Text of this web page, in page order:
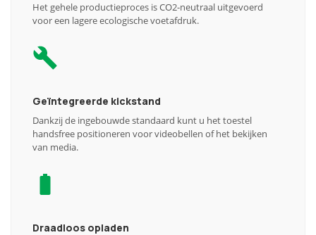
Het gehele productieproces is CO2-neutraal uitgevoerd
voor een lagere ecologische voetafdruk.
Geïntegreerde kickstand
Dankzij de ingebouwde standaard kunt u het toestel
handsfree positioneren voor videobellen of het bekijken
van media.
Draadloos opladen